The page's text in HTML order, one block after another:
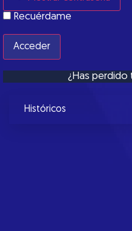
Recuérdame
¿Has perdido
Históricos